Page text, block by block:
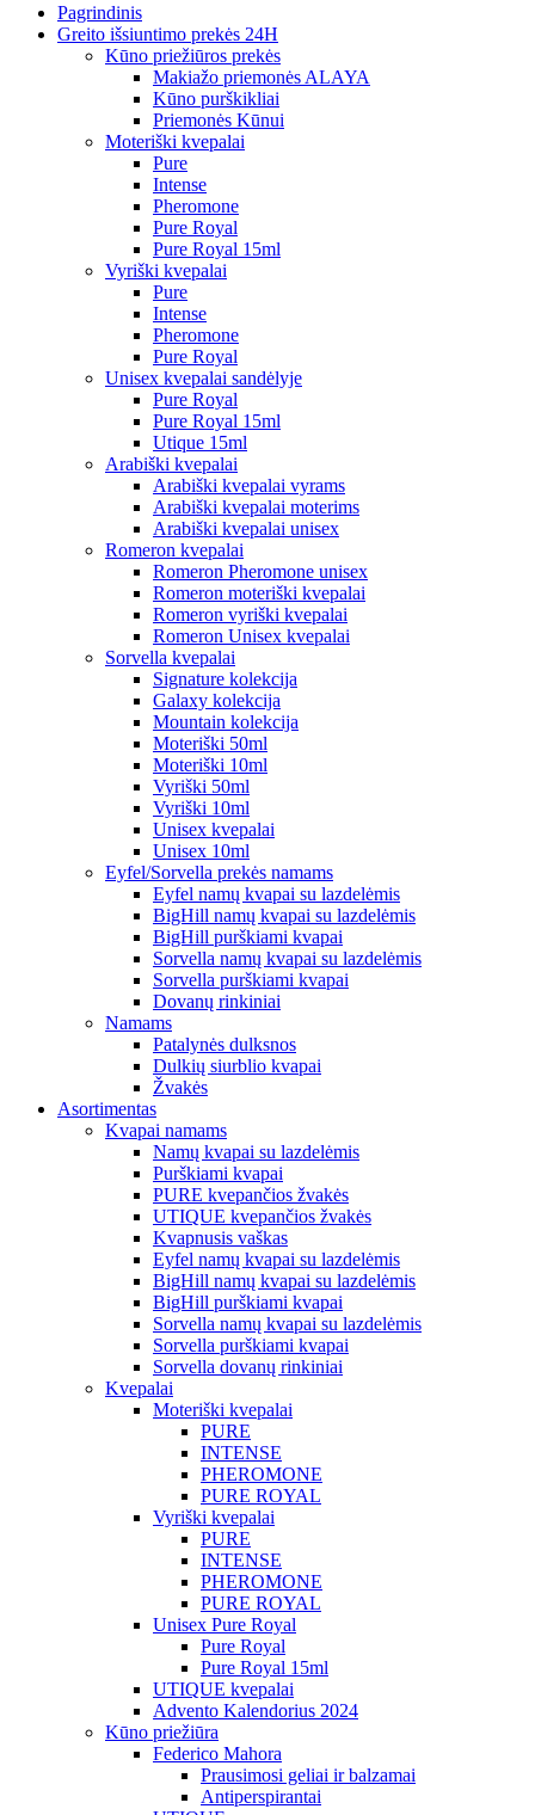
Pagrindinis
Greito išsiuntimo prekės 24H
Kūno priežiūros prekės
Makiažo priemonės ALAYA
Kūno purškikliai
Priemonės Kūnui
Moteriški kvepalai
Pure
Intense
Pheromone
Pure Royal
Pure Royal 15ml
Vyriški kvepalai
Pure
Intense
Pheromone
Pure Royal
Unisex kvepalai sandėlyje
Pure Royal
Pure Royal 15ml
Utique 15ml
Arabiški kvepalai
Arabiški kvepalai vyrams
Arabiški kvepalai moterims
Arabiški kvepalai unisex
Romeron kvepalai
Romeron Pheromone unisex
Romeron moteriški kvepalai
Romeron vyriški kvepalai
Romeron Unisex kvepalai
Sorvella kvepalai
Signature kolekcija
Galaxy kolekcija
Mountain kolekcija
Moteriški 50ml
Moteriški 10ml
Vyriški 50ml
Vyriški 10ml
Unisex kvepalai
Unisex 10ml
Eyfel/Sorvella prekės namams
Eyfel namų kvapai su lazdelėmis
BigHill namų kvapai su lazdelėmis
BigHill purškiami kvapai
Sorvella namų kvapai su lazdelėmis
Sorvella purškiami kvapai
Dovanų rinkiniai
Namams
Patalynės dulksnos
Dulkių siurblio kvapai
Žvakės
Asortimentas
Kvapai namams
Namų kvapai su lazdelėmis
Purškiami kvapai
PURE kvepančios žvakės
UTIQUE kvepančios žvakės
Kvapnusis vaškas
Eyfel namų kvapai su lazdelėmis
BigHill namų kvapai su lazdelėmis
BigHill purškiami kvapai
Sorvella namų kvapai su lazdelėmis
Sorvella purškiami kvapai
Sorvella dovanų rinkiniai
Kvepalai
Moteriški kvepalai
PURE
INTENSE
PHEROMONE
PURE ROYAL
Vyriški kvepalai
PURE
INTENSE
PHEROMONE
PURE ROYAL
Unisex Pure Royal
Pure Royal
Pure Royal 15ml
UTIQUE kvepalai
Advento Kalendorius 2024
Kūno priežiūra
Federico Mahora
Prausimosi geliai ir balzamai
Antiperspirantai